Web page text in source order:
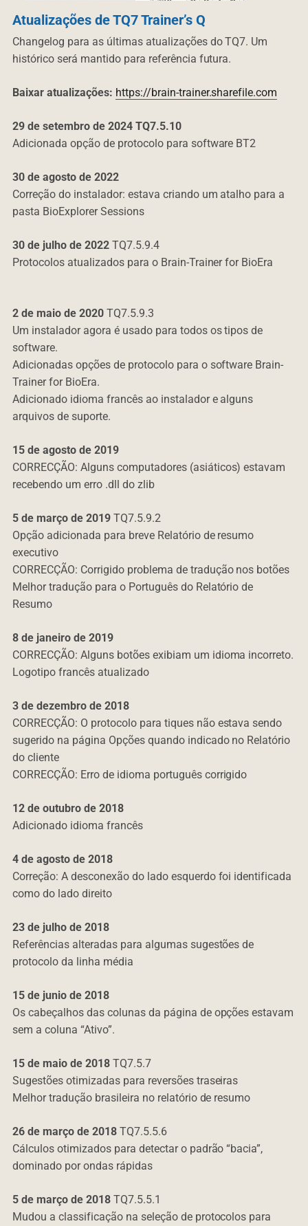
Atualizações de TQ7 Trainer’s Q
Changelog para as últimas atualizações do TQ7. Um
histórico será mantido para referência futura.
Baixar atualizações: https://brain-trainer.sharefile.com
29 de setembro de 2024 TQ7.5.10
Adicionada opção de protocolo para software BT2
30 de agosto de 2022
Correção do instalador: estava criando um atalho para a
pasta BioExplorer Sessions
30 de julho de 2022TQ7.5.9.4
Protocolos atualizados para o Brain-Trainer for BioEra
2 de maio de 2020 TQ7.5.9.3
Um instalador agora é usado para todos os tipos de
software.
Adicionadas opções de protocolo para o software Brain-
Trainer for BioEra.
Adicionado idioma francês ao instalador e alguns
arquivos de suporte.
15 de agosto de 2019
CORRECÇÃO: Alguns computadores (asiáticos) estavam
recebendo um erro .dll do zlib
5 de março de 2019 TQ7.5.9.2
Opção adicionada para breve Relatório de resumo
executivo
CORRECÇÃO: Corrigido problema de tradução nos botões
Melhor tradução para o Português do Relatório de
Resumo
8 de janeiro de 2019
CORRECÇÃO: Alguns botões exibiam um idioma incorreto.
Logotipo francês atualizado
3 de dezembro de 2018
CORRECÇÃO: O protocolo para tiques não estava sendo
sugerido na página Opções quando indicado no Relatório
do cliente
CORRECÇÃO: Erro de idioma português corrigido
12 de outubro de 2018
Adicionado idioma francês
4 de agosto de 2018
Correção: A desconexão do lado esquerdo foi identificada
como do lado direito
23 de julho de 2018
Referências alteradas para algumas sugestões de
protocolo da linha média
15 de junio de 2018
Os cabeçalhos das colunas da página de opções estavam
sem a coluna “Ativo”.
15 de maio de 2018TQ7.5.7
Sugestões otimizadas para reversões traseiras
Melhor tradução brasileira no relatório de resumo
26 de março de 2018 TQ7.5.5.6
Cálculos otimizados para detectar o padrão “bacia”,
dominado por ondas rápidas
5 de março de 2018TQ7.5.5.1
Mudou a classificação na seleção de protocolos para